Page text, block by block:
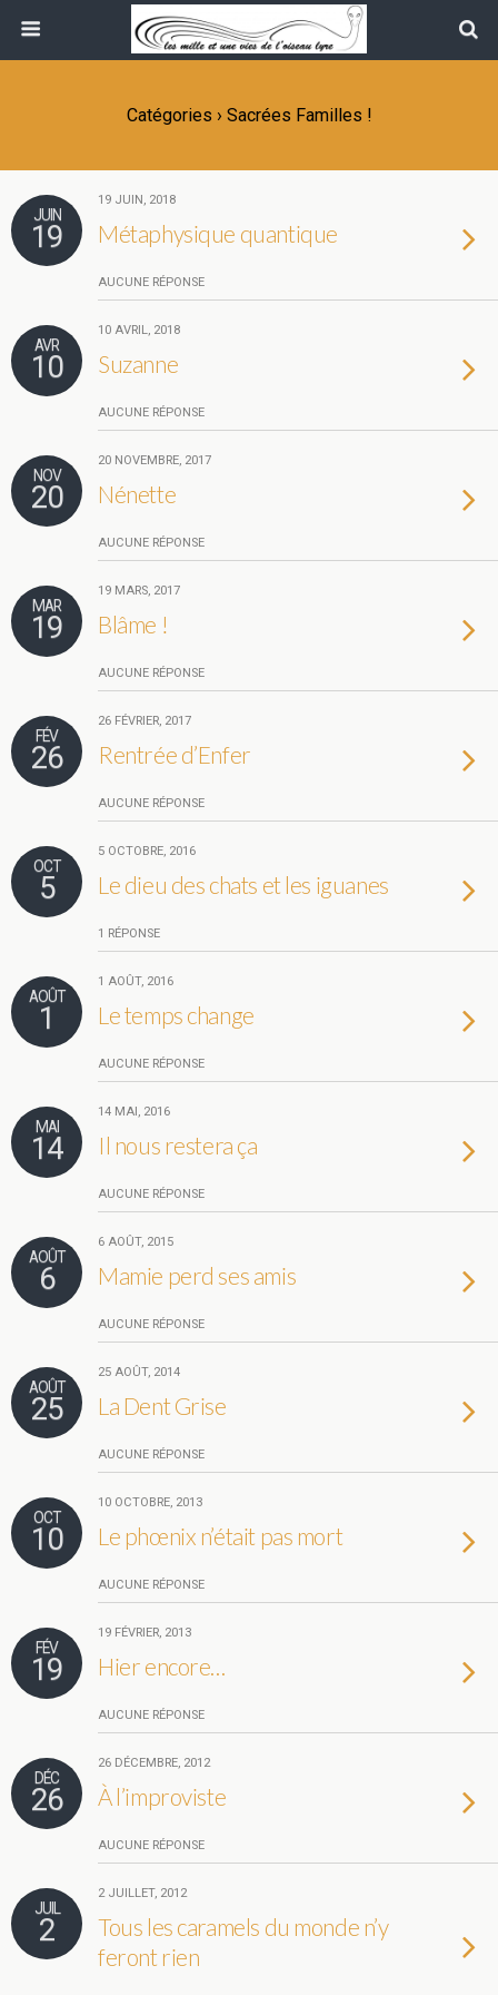
Catégories › Sacrées Familles !
JUIN
19
19 JUIN, 2018
Métaphysique quantique
AUCUNE RÉPONSE
AVR
10
10 AVRIL, 2018
Suzanne
AUCUNE RÉPONSE
NOV
20
20 NOVEMBRE, 2017
Nénette
AUCUNE RÉPONSE
MAR
19
19 MARS, 2017
Blâme !
AUCUNE RÉPONSE
FÉV
26
26 FÉVRIER, 2017
Rentrée d’Enfer
AUCUNE RÉPONSE
OCT
5
5 OCTOBRE, 2016
Le dieu des chats et les iguanes
1 RÉPONSE
AOÛT
1
1 AOÛT, 2016
Le temps change
AUCUNE RÉPONSE
MAI
14
14 MAI, 2016
Il nous restera ça
AUCUNE RÉPONSE
AOÛT
6
6 AOÛT, 2015
Mamie perd ses amis
AUCUNE RÉPONSE
AOÛT
25
25 AOÛT, 2014
La Dent Grise
AUCUNE RÉPONSE
OCT
10
10 OCTOBRE, 2013
Le phœnix n’était pas mort
AUCUNE RÉPONSE
FÉV
19
19 FÉVRIER, 2013
Hier encore…
AUCUNE RÉPONSE
DÉC
26
26 DÉCEMBRE, 2012
À l’improviste
AUCUNE RÉPONSE
JUIL
2
2 JUILLET, 2012
Tous les caramels du monde n’y
feront rien